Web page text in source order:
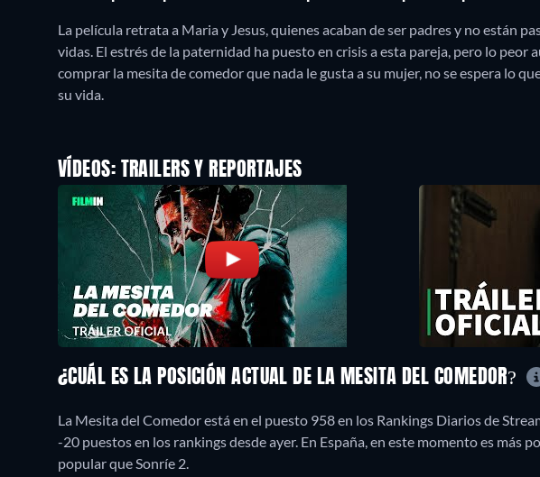
La película retrata a Maria y Jesus, quienes acaban de ser padres y no están
vidas. El estrés de la paternidad ha puesto en crisis a esta pareja, pero lo peor
comprar la mesita de comedor que nada le gusta a su mujer, no se espera lo
su vida.
VÍDEOS: TRAILERS Y REPORTAJES
¿CUÁL ES LA POSICIÓN ACTUAL DE LA MESITA DEL COMEDOR?
La Mesita del Comedor está en el puesto 958 en los Rankings Diarios de
-20 puestos en los rankings desde ayer. En España, en este momento es más
popular que Sonríe 2.